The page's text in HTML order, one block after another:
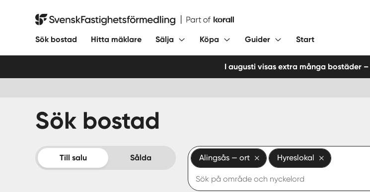
Svensk Fastighetsförmedling
Sök bostad Hitta mäklare Sälja Köpa Guider Start
I augusti visas extra många bostäder –
Sök bostad
Till salu Sålda Alingsås — ort Hyreslokal